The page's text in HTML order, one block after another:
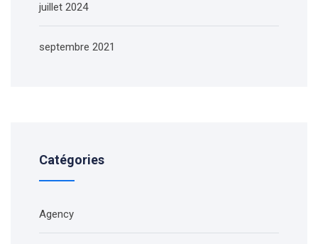
juillet 2024
septembre 2021
Catégories
Agency